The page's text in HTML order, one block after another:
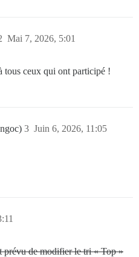
Mai 7, 2026, 5:01
tous ceux qui ont participé !
Juin 6, 2026, 11:05
3
prévu de modifier le tri « Top »